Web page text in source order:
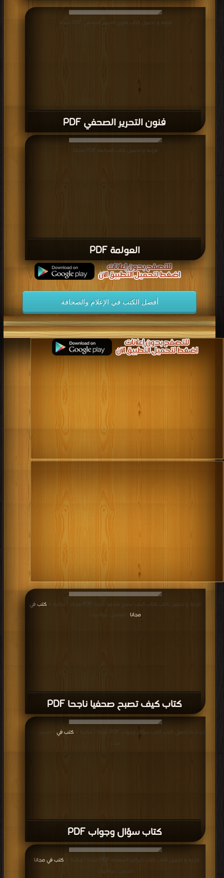
فنون التحرير الصحفي PDF
قراءة و تحميل كتاب فنون التحرير الصحفي PDF مجانا
العولمة PDF
قراءة و تحميل كتاب العولمة PDF مجانا
أفضل الكتب في الإعلام والصحافة
كتاب كيف تصبح صحفيا ناجحا PDF
قراءة و تحميل كتاب كتاب كيف تصبح صحفيا ناجحا PDF مجانا | مكتبة >
كتب في
مجانا | التحميل : مرة/مرات
كتاب سؤال وجواب PDF
قراءة و تحميل كتاب كتاب سؤال وجواب PDF مجانا | مكتبة > كتب في
| التحميل : مرة/
مرات
قراءة و تحميل كتاب كتاب تانزاكو السعادة PDF مجانا | مكتبة > كتب في مجانا
التحميل : مرة/مرات